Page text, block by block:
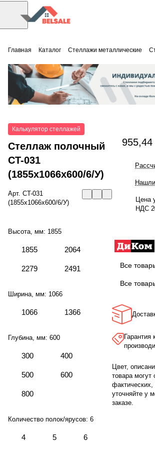
Главная Каталог Стеллажи металлические
Калькулятор стеллажей
Стеллаж полочный
СT-031
(1855x1066x600/6/У)
Арт. СT-031
(1855x1066x600/6/У)
Высота, мм: 1855
1855 2064
2279 2491
Ширина, мм: 1066
1066 1366
Глубина, мм: 600
300 400
500 600
800
Количество полок/ярусов: 6
4 5 6
955,44
Цена
НДС
Все
Все
Гарантия
Цвет,
товара могут
уточняйте у
заказе.